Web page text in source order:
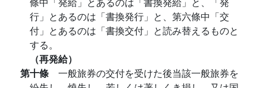
行」とあるのは「書換発行」と、第六條中「交
付」とあるのは「書換交付」と読み替えるものと
する。
（再発給）
第十條 一般旅券の交付を受けた後当該一般旅券を